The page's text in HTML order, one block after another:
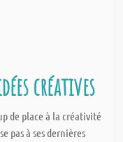
créatives
de place à la créativité
pas à ses dernières